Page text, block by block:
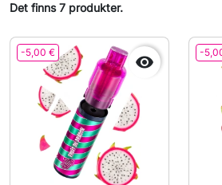
Det finns 7 produkter.
-5,00 €  -